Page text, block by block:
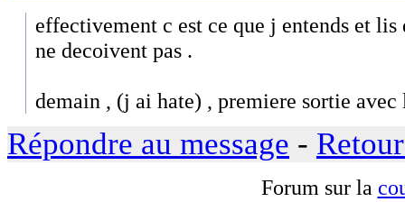
effectivement c est ce que j entends et
ne decoivent pas .
demain , (j ai hate) , premiere sortie
Répondre au message -
Forum sur la